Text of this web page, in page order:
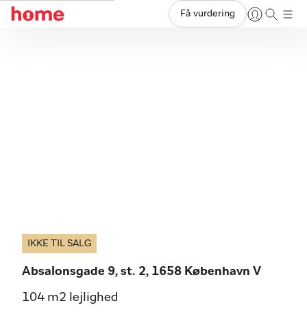
Få vurdering
IKKE TIL SALG
Absalonsgade 9, st. 2, 1658 København V
104 m2 lejlighed